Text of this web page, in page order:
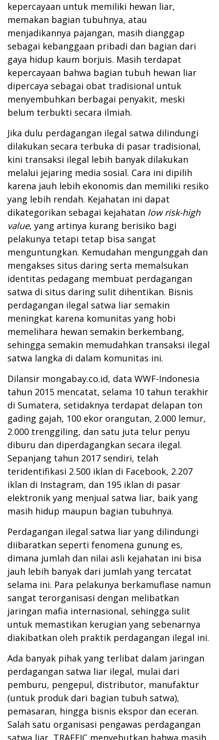
kepercayaan untuk memiliki hewan liar,
memakan bagian tubuhnya, atau
menjadikannya pajangan, masih dianggap
sebagai kebanggaan pribadi dan bagian dari
gaya hidup kaum borjuis. Masih terdapat
kepercayaan bahwa bagian tubuh hewan liar
dipercaya sebagai obat tradisional untuk
menyembuhkan berbagai penyakit, meski
belum terbukti secara ilmiah.
Jika dulu perdagangan ilegal satwa dilindungi
dilakukan secara terbuka di pasar tradisional,
kini transaksi ilegal lebih banyak dilakukan
melalui jejaring media sosial. Cara ini dipilih
karena jauh lebih ekonomis dan memiliki resiko
yang lebih rendah. Kejahatan ini dapat
dikategorikan sebagai kejahatan low risk-high
value, yang artinya kurang berisiko bagi
pelakunya tetapi tetap bisa sangat
menguntungkan. Kemudahan mengunggah dan
mengakses situs daring serta memalsukan
identitas pedagang membuat perdagangan
satwa di situs daring sulit dihentikan. Bisnis
perdagangan ilegal satwa liar semakin
meningkat karena komunitas yang hobi
memelihara hewan semakin berkembang,
sehingga semakin memudahkan transaksi ilegal
satwa langka di dalam komunitas ini.
Dilansir mongabay.co.id, data WWF-Indonesia
tahun 2015 mencatat, selama 10 tahun terakhir
di Sumatera, setidaknya terdapat delapan ton
gading gajah, 100 ekor orangutan, 2.000 lemur,
2.000 trenggiling, dan satu juta telur penyu
diburu dan diperdagangkan secara ilegal.
Sepanjang tahun 2017 sendiri, telah
teridentifikasi 2.500 iklan di Facebook, 2.207
iklan di Instagram, dan 195 iklan di pasar
elektronik yang menjual satwa liar, baik yang
masih hidup maupun bagian tubuhnya.
Perdagangan ilegal satwa liar yang dilindungi
diibaratkan seperti fenomena gunung es,
dimana jumlah dan nilai asli kejahatan ini bisa
jauh lebih banyak dari jumlah yang tercatat
selama ini. Para pelakunya berkamuflase namun
sangat terorganisasi dengan melibatkan
jaringan mafia internasional, sehingga sulit
untuk memastikan kerugian yang sebenarnya
diakibatkan oleh praktik perdagangan ilegal ini.
Ada banyak pihak yang terlibat dalam jaringan
perdagangan satwa liar ilegal, mulai dari
pemburu, pengepul, distributor, manufaktur
(untuk produk dari bagian tubuh satwa),
pemasaran, hingga bisnis ekspor dan eceran.
Salah satu organisasi pengawas perdagangan